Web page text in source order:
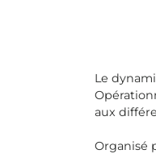
Le
aux
Organisé